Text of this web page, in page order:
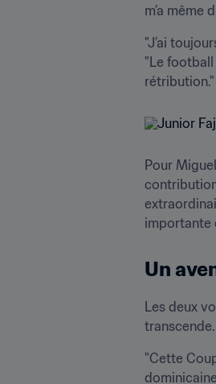
m’a même
"J’ai
"Le
rétribution."
Pour
importante
Un
Les deux
transcende.
"Cette